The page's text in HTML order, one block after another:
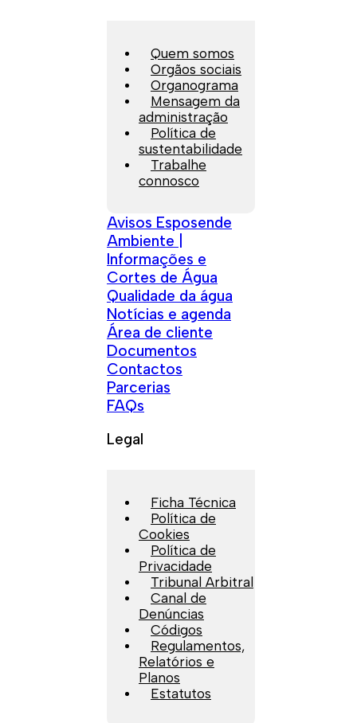
Quem somos
Orgãos sociais
Organograma
Mensagem da
administração
Política de
sustentabilidade
Trabalhe
connosco
Avisos Esposende
Ambiente |
Informações e
Cortes de Água
Qualidade da água
Notícias e agenda
Área de cliente
Documentos
Contactos
Parcerias
FAQs
Legal
Ficha Técnica
Política de
Cookies
Política de
Privacidade
Tribunal Arbitral
Canal de
Denúncias
Códigos
Regulamentos,
Relatórios e
Planos
Estatutos